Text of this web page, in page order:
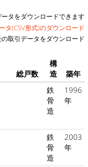
タをダウンロードできます
タ(CSV形式)のダウンロード
取引データをダウンロード
総戸数
構
造
築年
鉄
骨
造
1996
年
鉄
骨
造
2003
年